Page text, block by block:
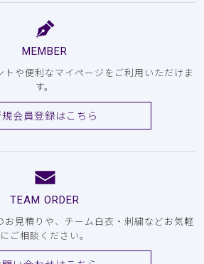
MEMBER
や便利なマイページをご利用いただけま
す。
規会員登録はこちら
TEAM ORDER
お見積りや、チーム白衣・刺繍などお気軽
にご相談ください。